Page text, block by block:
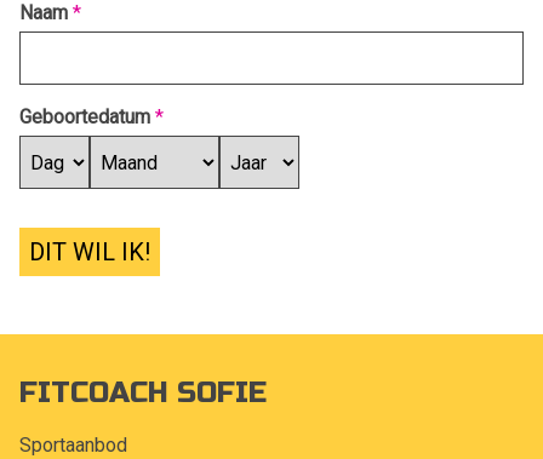
Naam *
Geboortedatum *
DIT WIL IK!
FITCOACH SOFIE
Sportaanbod